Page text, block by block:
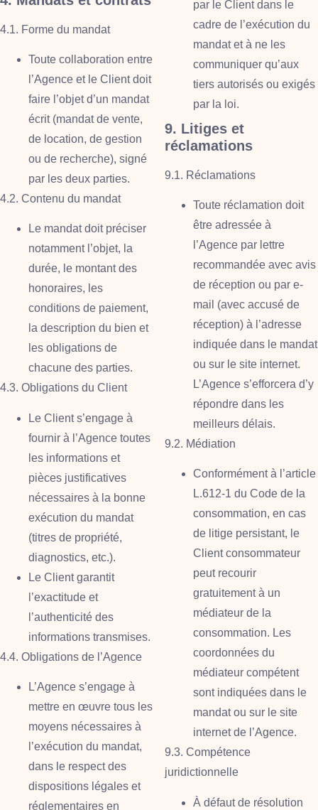
4.1. Forme du mandat
Toute collaboration entre
l’Agence et le Client doit
faire l’objet d’un mandat
écrit (mandat de vente,
de location, de gestion
ou de recherche), signé
par les deux parties.
4.2. Contenu du mandat
Le mandat doit préciser
notamment l’objet, la
durée, le montant des
honoraires, les
conditions de paiement,
la description du bien et
les obligations de
chacune des parties.
4.3. Obligations du Client
Le Client s’engage à
fournir à l’Agence toutes
les informations et
pièces justificatives
nécessaires à la bonne
exécution du mandat
(titres de propriété,
diagnostics, etc.).
Le Client garantit
l’exactitude et
l’authenticité des
informations transmises.
4.4. Obligations de l’Agence
L’Agence s’engage à
mettre en œuvre tous les
moyens nécessaires à
l’exécution du mandat,
dans le respect des
dispositions légales et
réglementaires en
par le Client dans le
cadre de l’exécution du
mandat et à ne les
communiquer qu’aux
tiers autorisés ou exigés
par la loi.
9. Litiges et
réclamations
9.1. Réclamations
Toute réclamation doit
être adressée à
l’Agence par lettre
recommandée avec avis
de réception ou par e-
mail (avec accusé de
réception) à l’adresse
indiquée dans le mandat
ou sur le site internet.
L’Agence s’efforcera d’y
répondre dans les
meilleurs délais.
9.2. Médiation
Conformément à l’article
L.612-1 du Code de la
consommation, en cas
de litige persistant, le
Client consommateur
peut recourir
gratuitement à un
médiateur de la
consommation. Les
coordonnées du
médiateur compétent
sont indiquées dans le
mandat ou sur le site
internet de l’Agence.
9.3. Compétence
juridictionnelle
À défaut de résolution